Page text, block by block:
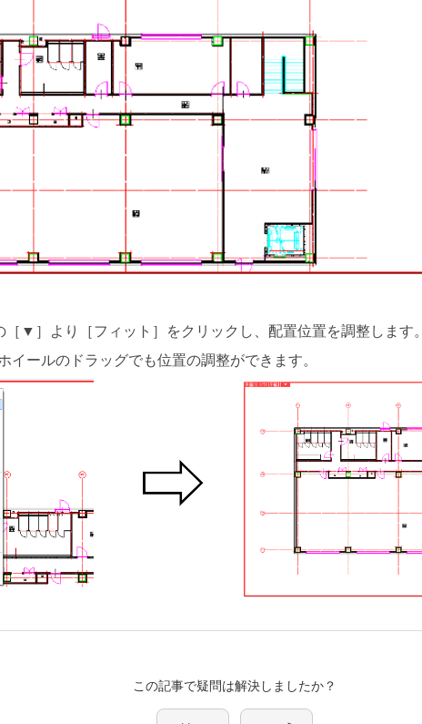
［▼］より［フィット］をクリックし、配置位置を調整します。
イールのドラッグでも位置の調整ができます。
この記事で疑問は解決しましたか？